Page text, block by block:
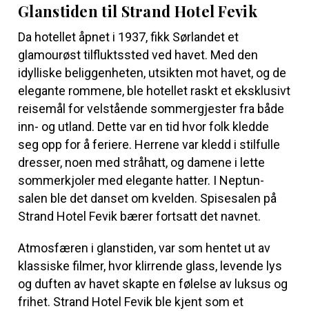
Glanstiden til Strand Hotel Fevik
Da hotellet åpnet i 1937, fikk Sørlandet et
glamourøst tilfluktssted ved havet. Med den
idylliske beliggenheten, utsikten mot havet, og de
elegante rommene, ble hotellet raskt et eksklusivt
reisemål for velstående sommergjester fra både
inn- og utland. Dette var en tid hvor folk kledde
seg opp for å feriere. Herrene var kledd i stilfulle
dresser, noen med stråhatt, og damene i lette
sommerkjoler med elegante hatter. I Neptun-
salen ble det danset om kvelden. Spisesalen på
Strand Hotel Fevik bærer fortsatt det navnet.
Atmosfæren i glanstiden, var som hentet ut av
klassiske filmer, hvor klirrende glass, levende lys
og duften av havet skapte en følelse av luksus og
frihet. Strand Hotel Fevik ble kjent som et